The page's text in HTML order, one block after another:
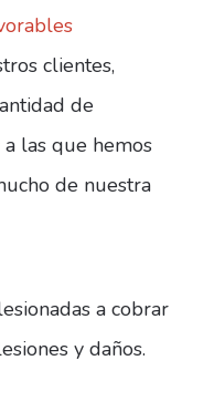
clientes,
de
las que hemos
de nuestra
a cobrar
y daños.